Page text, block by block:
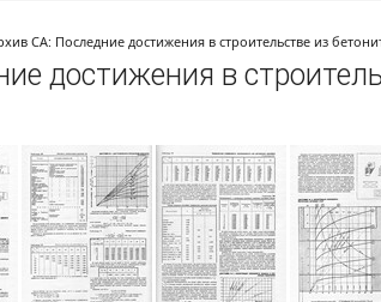
СА: Последние достижения в строительстве из
достижения в